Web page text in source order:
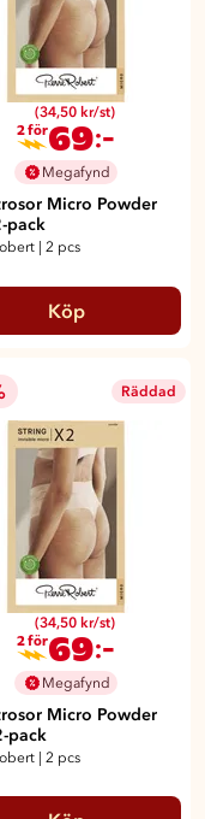
(34,50 kr/st)
2 för69:-
Megafynd
Micro Powder
pack
2 pcs
Köp
Räddad
(34,50 kr/st)
2 för69:-
Megafynd
Micro Powder
pack
| 2 pcs